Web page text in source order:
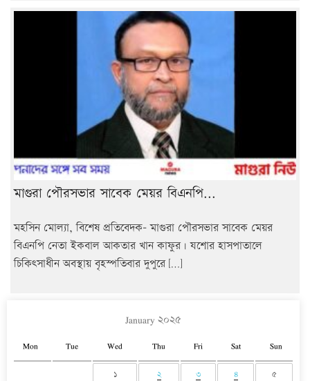
মাগুরা পৌরসভার সাবেক মেয়র বিএনপি...
মহসিন মোল্যা, বিশেষ প্রতিবেদক- মাগুরা পৌরসভার সাবেক মেয়র
বিএনপি নেতা ইকবাল আকতার খান কাফুর। যশোর হাসপাতালে
চিকিৎসাধীন অবস্থায় বৃহস্পতিবার দুপুরে […]
January ২০২৫
Mon Tue Wed Thu Fri Sat Sun
১ ২ ৩ ৪ ৫